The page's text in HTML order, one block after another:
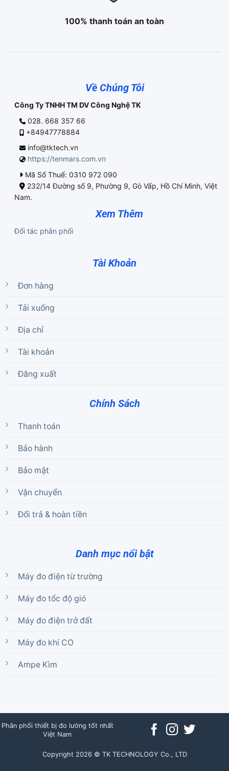
100% thanh toán an toàn
Về Chúng Tôi
Công Ty TNHH TM DV Công Nghệ TK
028. 668 357 66
+84947778884
info@tktech.vn
https://tenmars.com.vn
Mã Số Thuế: 0310 972 090
232/14 Đường số 9, Phường 9, Gò Vấp, Hồ Chí Minh, Việt
Nam.
Xem Thêm
Đối tác phân phối
Tài Khoản
Đơn hàng
Tải xuống
Địa chỉ
Tài khoản
Đăng xuất
Chính Sách
Thanh toán
Bảo hành
Bảo mật
Vận chuyển
Đổi trả & hoàn tiền
Danh mục nổi bật
Máy đo điện từ trường
Máy đo tốc độ gió
Máy đo điện trở đất
Máy đo khí CO
Ampe Kìm
Copyright 2026 © TK TECHNOLOGY Co., LTD
Phân phối thiết bị đo lường tốt nhất
Việt Nam